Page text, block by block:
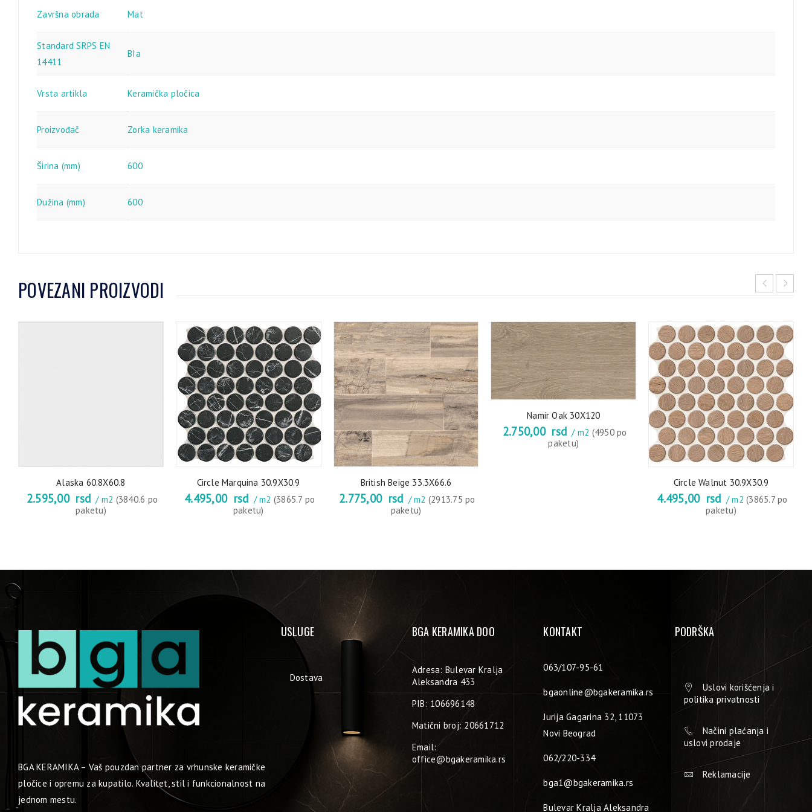
Završna obrada Mat
Standard SRPS EN
14411
BIa
Vrsta artikla Keramička pločica
Proizvođač Zorka keramika
Širina (mm) 600
Dužina (mm) 600
POVEZANI PROIZVODI
Alaska 60.8X60.8
2.595,00 rsd / m2 (3840.6 po
paketu)
Circle Marquina 30.9X30.9
4.495,00 rsd / m2 (3865.7 po
paketu)
British Beige 33.3X66.6
2.775,00 rsd / m2 (2913.75 po
paketu)
Namir Oak 30X120
2.750,00 rsd / m2 (4950 po
paketu)
Circle Walnut 30.9X30.9
4.495,00 rsd / m2(3865.7 po
paketu)
BGA KERAMIKA – Vaš pouzdan partner za vrhunske keramičke
pločice i opremu za kupatilo. Kvalitet, stil i funkcionalnost na
jednom mestu.
USLUGE
Dostava
BGA KERAMIKA DOO
Adresa: Bulevar Kralja
Aleksandra 433
PIB: 106696148
Matični broj: 20661712
Email:
office@bgakeramika.rs
KONTAKT
063/107-95-61
bgaonline@bgakeramika.rs
Jurija Gagarina 32, 11073
Novi Beograd
062/220-334
bga1@bgakeramika.rs
Bulevar Kralja Aleksandra
PODRŠKA
Uslovi korišćenja i
politika privatnosti
Načini plaćanja i
uslovi prodaje
Reklamacije